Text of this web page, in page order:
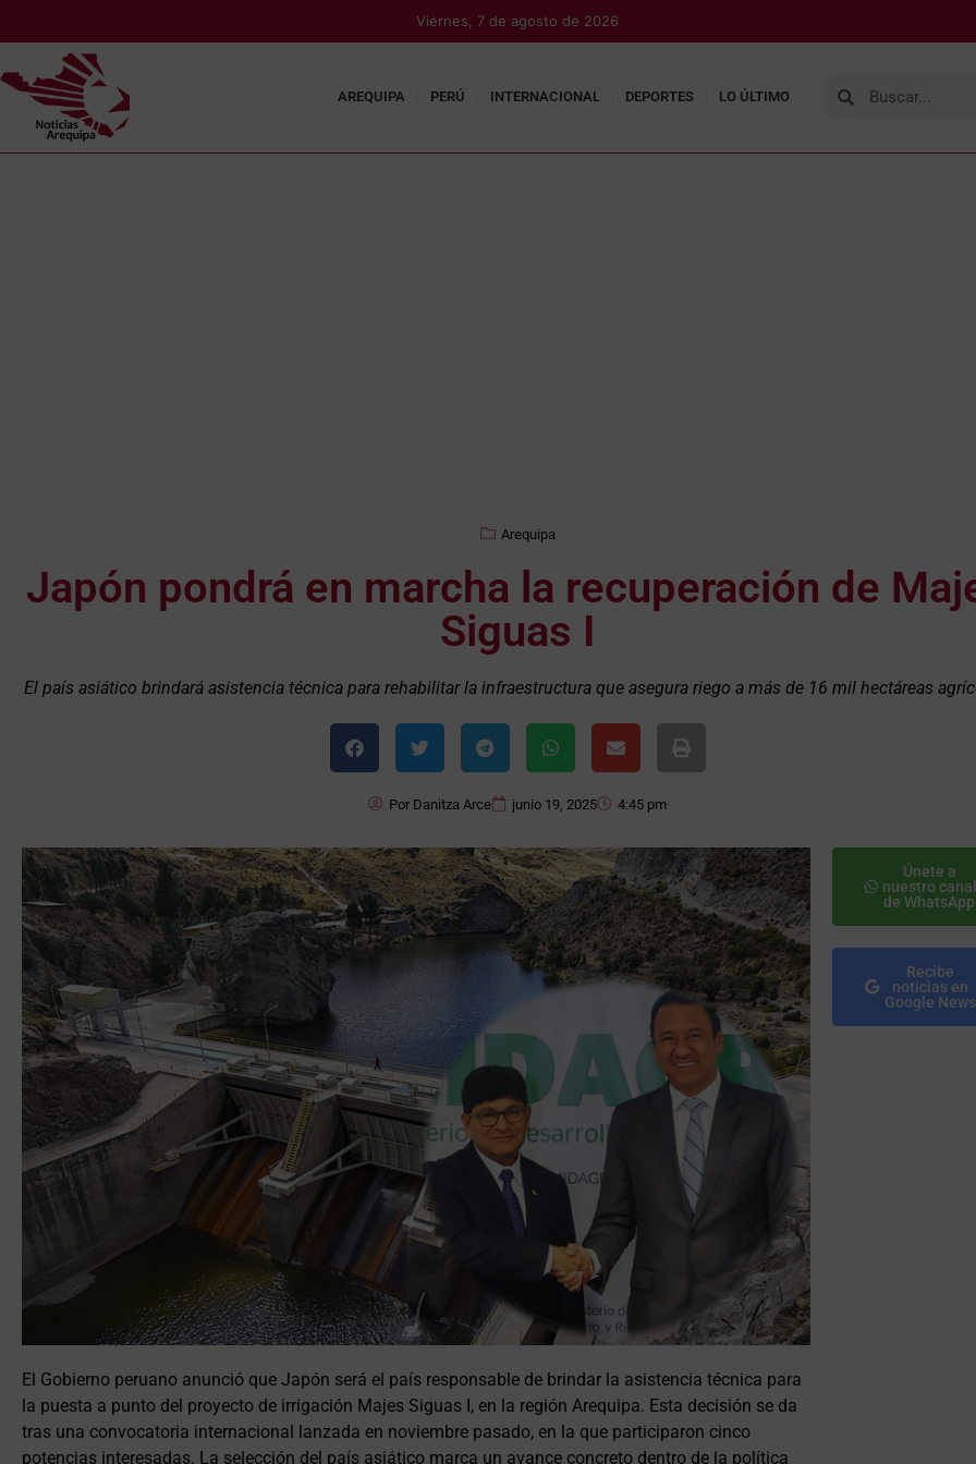
Viernes, 7 de agosto de 2026
AREQUIPA PERÚ INTERNACIONAL DEPORTES LO ÚLTIMO
Arequipa
Japón pondrá en marcha la recuperación de
Siguas I
El país asiático brindará asistencia técnica para rehabilitar la infraestructura que asegura riego a más de 16 mil hectáreas
Por Danitza Arce junio 19, 2025 4:45 pm
El Gobierno peruano anunció que Japón será el país responsable de brindar la asistencia técnica para
la puesta a punto del proyecto de irrigación Majes Siguas I, en la región Arequipa. Esta decisión se da
tras una convocatoria internacional lanzada en noviembre pasado, en la que participaron cinco
potencias interesadas. La selección del país asiático marca un avance concreto dentro de la política
Únete a
nuestro canal
de WhatsApp
Recibe
noticias en
Google News